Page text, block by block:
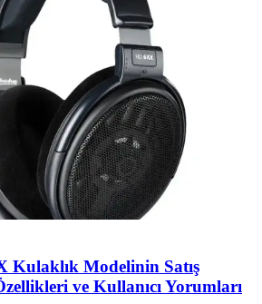
Kulaklık Modelinin Satış
ve Kullanıcı Yorumları